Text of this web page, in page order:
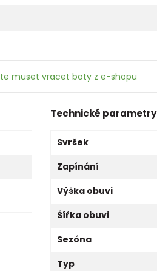
muset vracet boty z e-shopu
Technické parametry
Svršek
Zapínání
Výška obuvi
Šířka obuvi
Sezóna
Typ